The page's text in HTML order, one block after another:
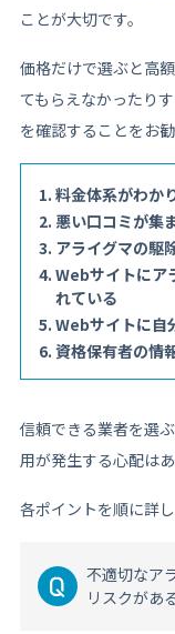
ことが大切です。
価格だけで選ぶと高
てもらえなかったり
を確認することをお勧
料金体系がわか
悪い口コミが集
アライグマの駆
Webサイトにア
れている
Webサイトに自
資格保有者の情
信頼できる業者を選
用が発生する心配はあ
各ポイントを順に詳
不適切なア
リスクがあ